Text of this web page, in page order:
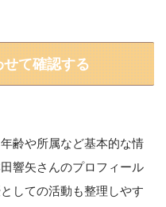
て確認する
齢や所属など基本的な情
響矢さんのプロフィール
しての活動も整理しやす